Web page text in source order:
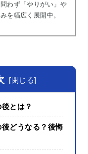
わず「やりがい」や
を幅広く展開中。
[閉じる]
とは？
どうなる？後悔